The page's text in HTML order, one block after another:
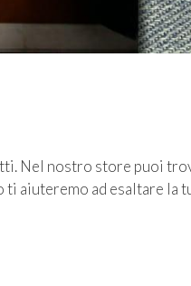
Nel nostro store puoi
ti aiuteremo ad esaltare la